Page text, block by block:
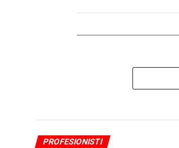
PROFESIONISTI